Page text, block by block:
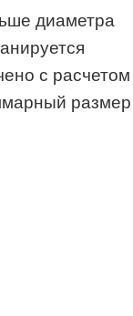
диаметра
с расчетом
размер